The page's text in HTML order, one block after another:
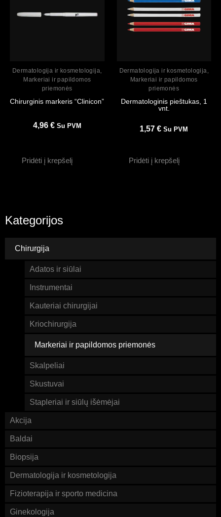
Dermatologija ir kosmetologija,
Markeriai ir papildomos
priemonės
Chirurginis markeris “Clinicon”
4,96 € Su PVM
Pridėti į krepšelį
Dermatologija ir kosmetologija,
Markeriai ir papildomos
priemonės
Dermatologinis pieštukas, 1
vnt.
1,57€ Su PVM
Pridėti į krepšelį
Kategorijos
Chirurgija
Adatos ir siūlai
Instrumentai
Kauteriai chirurgijai
Kriochirurgija
Markeriai ir papildomos priemonės
Skalpeliai
Skustuvai
Stapleriai ir siūlų išėmėjai
Akcija
Baldai
Biopsija
Dermatologija ir kosmetologija
Fizioterapija ir sporto medicina
Ginekologija